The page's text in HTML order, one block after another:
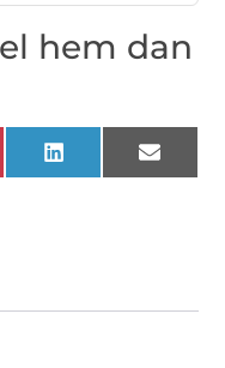
hem dan
LinkedIn Email